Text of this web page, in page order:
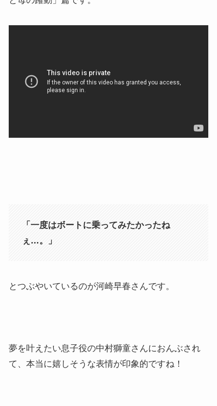
「一度はボートに乗ってみたかったね
ぇ…。」
とつぶやいているのが河崎早春さんです。
夢を叶えたい息子役の中村獅童さんにおんぶされ
て、本当に嬉しそうな表情が印象的ですね！